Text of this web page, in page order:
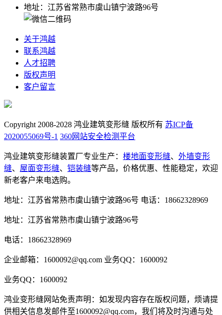
地址：江苏省常熟市虞山镇宁波路96号
关于鸿越
联系鸿越
人才招聘
版权声明
客户留言
Copyright 2008-2028 鸿业建筑变形缝 版权所有 苏ICP备
2020055069号-1 360网站安全检测平台
鸿业建筑变形缝装置厂专业生产： 楼地面变形缝、 外墙变形
缝、 屋面变形缝、 铠装缝等产品，价格优惠、性能稳定，欢迎
新老客户来电选购。
地址：江苏省常熟市虞山镇宁波路96号 电话：18662328969
地址：江苏省常熟市虞山镇宁波路96号
电话：18662328969
企业邮箱：1600092@qq.com 业务QQ：1600092
业务QQ：1600092
鸿业变形缝网站免责声明：如发现内容存在版权问题，烦请提
供相关信息发邮件至1600092@qq.com，我们将及时沟通与处